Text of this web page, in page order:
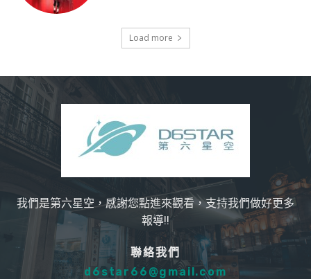
Load more
我們是第六星空，感謝您點進來觀看，支持我們做好更多
報導!!
聯絡我們
d6star66@gmail.com